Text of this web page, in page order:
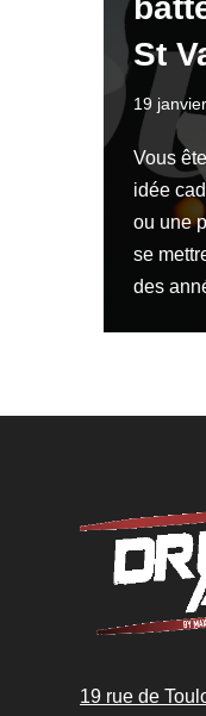
St
19
Vous
idée
ou une
se
des
19 rue de